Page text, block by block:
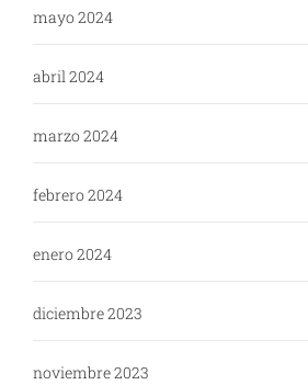
mayo 2024
abril 2024
marzo 2024
febrero 2024
enero 2024
diciembre 2023
noviembre 2023